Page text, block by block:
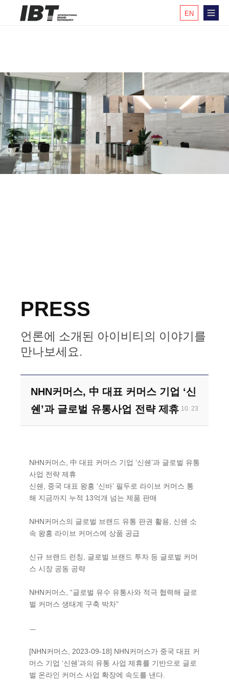
EN
PRESS
언론에 소개된 아이비티의 이야기를
만나보세요.
NHN커머스, 中 대표 커머스 기업 ‘신
쉔’과 글로벌 유통사업 전략 제휴2023. 10. 23
NHN커머스, 中 대표 커머스 기업 ‘신쉔’과 글로벌 유통
사업 전략 제휴
신쉔, 중국 대표 왕홍 ‘신바’ 필두로 라이브 커머스 통
해 지금까지 누적 13억개 넘는 제품 판매
NHN커머스의 글로벌 브랜드 유통 판권 활용, 신쉔 소
속 왕홍 라이브 커머스에 상품 공급
신규 브랜드 런칭, 글로벌 브랜드 투자 등 글로벌 커머
스 시장 공동 공략
NHN커머스, “글로벌 유수 유통사와 적극 협력해 글로
벌 커머스 생태계 구축 박차”
ㅡ
[NHN커머스, 2023-09-18] NHN커머스가 중국 대표 커
머스 기업 ‘신쉔’과의 유통 사업 제휴를 기반으로 글로
벌 온라인 커머스 사업 확장에 속도를 낸다.